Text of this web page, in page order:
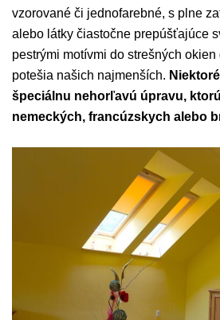
vzorované či jednofarebné, s plne
alebo látky čiastočne prepúšťajúce
pestrými motívmi do strešných
potešia našich najmenších.
špeciálnu nehorľavú úpravu,
nemeckých, francúzskych alebo